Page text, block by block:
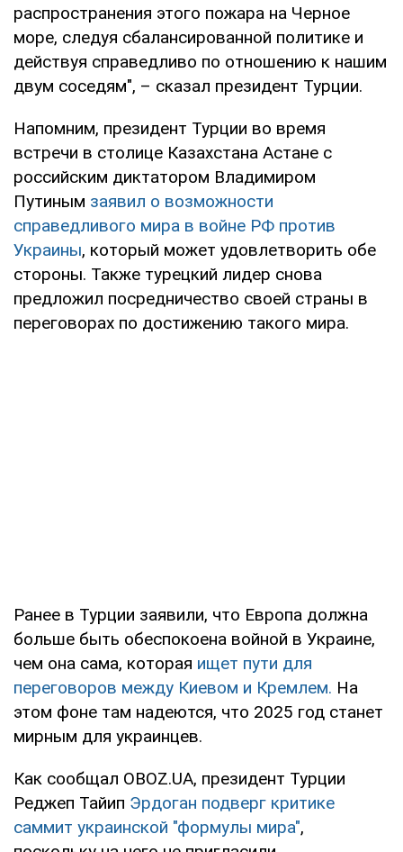
распространения этого пожара на Черное
море, следуя сбалансированной политике и
действуя справедливо по отношению к нашим
двум соседям", – сказал президент Турции.
Напомним, президент Турции во время
встречи в столице Казахстана Астане с
российским диктатором Владимиром
Путиным заявил о возможности
справедливого мира в войне РФ против
Украины, который может удовлетворить обе
стороны. Также турецкий лидер снова
предложил посредничество своей страны в
переговорах по достижению такого мира.
Ранее в Турции заявили, что Европа должна
больше быть обеспокоена войной в Украине,
чем она сама, которая ищет пути для
переговоров между Киевом и Кремлем. На
этом фоне там надеются, что 2025 год станет
мирным для украинцев.
Как сообщал OBOZ.UA, президент Турции
Реджеп Тайип Эрдоган подверг критике
саммит украинской "формулы мира",